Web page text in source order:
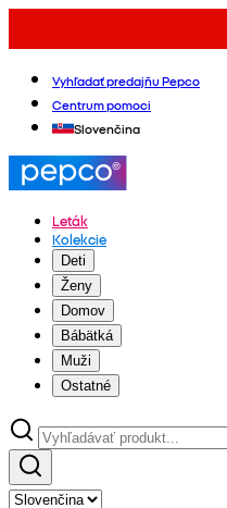
Vyhľadať predajňu Pepco
Centrum pomoci
Slovenčina
Leták
Kolekcie
Deti
Ženy
Domov
Bábätká
Muži
Ostatné